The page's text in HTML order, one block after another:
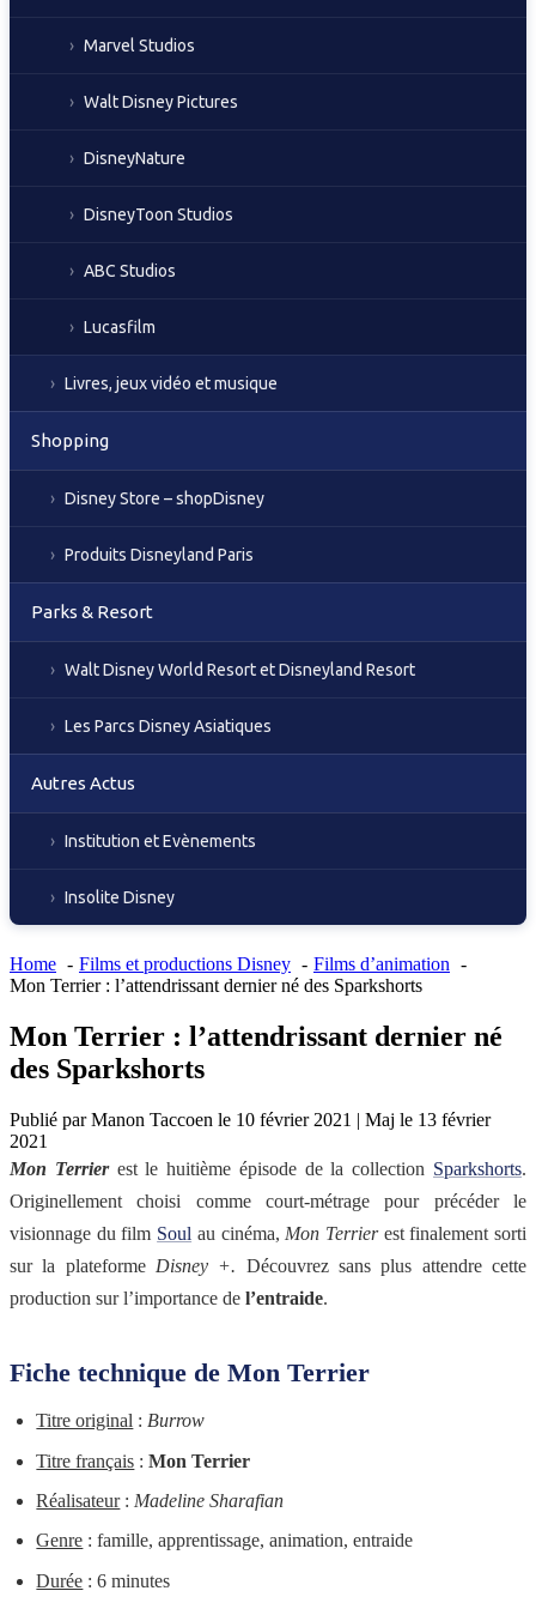
Marvel Studios
Walt Disney Pictures
DisneyNature
DisneyToon Studios
ABC Studios
Lucasfilm
Livres, jeux vidéo et musique
Shopping
Disney Store – shopDisney
Produits Disneyland Paris
Parks & Resort
Walt Disney World Resort et Disneyland Resort
Les Parcs Disney Asiatiques
Autres Actus
Institution et Evènements
Insolite Disney
Home Films et productions Disney
Films d’animation
Mon Terrier : l’attendrissant dernier né des Sparkshorts
Mon Terrier : l’attendrissant dernier né
des Sparkshorts
Publié parManon Taccoen le 10 février 2021 | Maj le 13 février
2021
Mon Terrierest le huitième épisode de la collection Sparkshorts.
Originellement choisi comme court-métrage pour précéder le
visionnage du film Soul au cinéma, Mon Terrierest finalement sorti
sur la plateforme Disney +. Découvrez sans plus attendre cette
production sur l’importance de l’entraide.
Fiche technique de Mon Terrier
Titre original : Burrow
Titre français :Mon Terrier
Réalisateur: Madeline Sharafian
Genre : famille, apprentissage, animation, entraide
Durée : 6 minutes